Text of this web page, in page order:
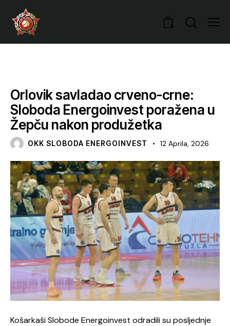
0
Orlovik savladao crveno-crne:
Sloboda Energoinvest poražena u
Žepču nakon produžetka
OKK SLOBODA ENERGOINVEST 12 Aprila, 2026
Košarkaši Slobode Energoinvest odradili su posljednje